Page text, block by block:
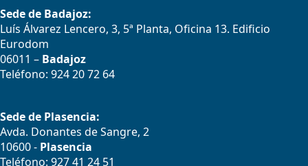
Sede de Badajoz:
Luís Álvarez Lencero, 3, 5ª Planta, Oficina 13. Edificio
Eurodom
06011 – Badajoz
Teléfono: 924 20 72 64
Sede de Plasencia:
Avda. Donantes de Sangre, 2
10600 - Plasencia
Teléfono: 927 41 24 51